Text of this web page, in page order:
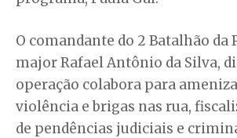
O comandante do 2 Batalhão
major Rafael Antônio da Silva,
operação colabora para
violência e brigas nas rua,
de pendências judiciais e